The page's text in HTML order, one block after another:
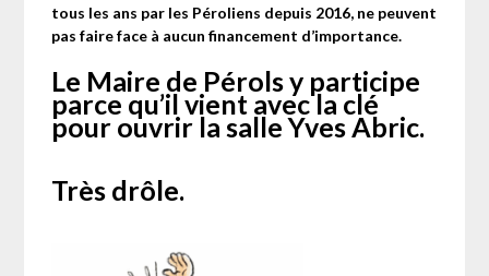
tous les ans par les Péroliens depuis 2016, ne peuvent
pas faire face à aucun financement d’importance.
Le Maire de Pérols y participe
parce qu’il vient avec la clé
pour ouvrir la salle Yves Abric.
Très drôle.